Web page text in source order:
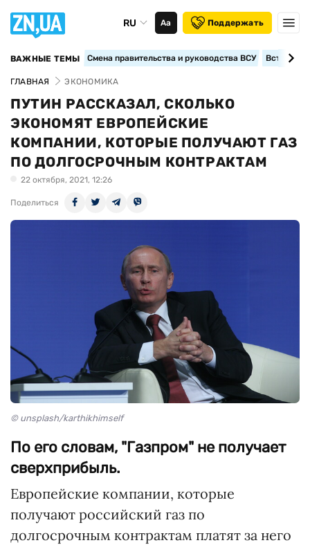
RU Аа Поддержать
ВАЖНЫЕ ТЕМЫ Смена правительства и руководства ВСУ
ГЛАВНАЯ ЭКОНОМИКА
ПУТИН РАССКАЗАЛ, СКОЛЬКО
ЭКОНОМЯТ ЕВРОПЕЙСКИЕ
КОМПАНИИ, КОТОРЫЕ ПОЛУЧАЮТ ГАЗ
ПО ДОЛГОСРОЧНЫМ КОНТРАКТАМ
22 октября, 2021, 12:26
Поделиться
© unsplash/karthikhimself
По его словам, "Газпром" не получает
сверхприбыль.
Европейские компании, которые
получают российский газ по
долгосрочным контрактам платят за него